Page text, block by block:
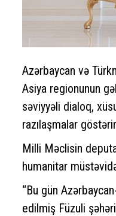
Azərbaycan və
Asiya regionunun
səviyyəli dialoq,
razılaşmalar
Milli Məclisin
humanitar
“Bu gün
edilmiş Füzuli